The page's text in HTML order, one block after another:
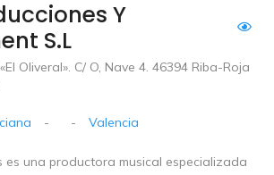
Y
S.L
Oliveral». C/ O, Nave 4. 46394 Riba-Roja
- - Valencia
es una productora musical especializada